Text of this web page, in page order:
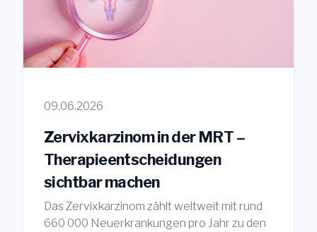
09.06.2026
Zervixkarzinom in der MRT –
Therapieentscheidungen
sichtbar machen
Das Zervixkarzinom zählt weltweit mit rund
660 000 Neuerkrankungen pro Jahr zu den